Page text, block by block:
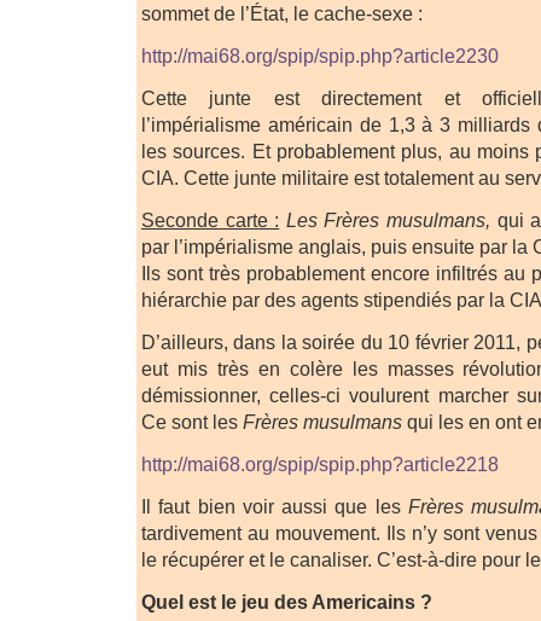
sommet de l’État, le cache-sexe :
http://mai68.org/spip/spip.php?article2230
Cette junte est directement et
l’impérialisme américain de 1,3 à 3
les sources. Et probablement plus, au
CIA. Cette junte militaire est totalement au
Seconde carte : Les Frères musulmans, qui
par l’impérialisme anglais, puis ensuite par la
Ils sont très probablement encore infiltrés au
hiérarchie par des agents stipendiés par la
D’ailleurs, dans la soirée du 10 février 2011,
eut mis très en colère les masses
démissionner, celles-ci voulurent marcher
Ce sont les Frères musulmans qui les en ont
http://mai68.org/spip/spip.php?article2218
Il faut bien voir aussi que lesFrères
tardivement au mouvement. Ils n’y sont
le récupérer et le canaliser. C’est-à-dire pour
Quel est le jeu des Americains ?